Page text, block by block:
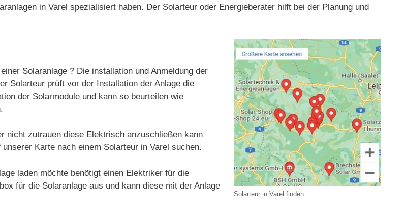
in Varel spezialisiert haben. Der Solarteur oder Energieberater hilft bei der Planung und
Solarteur in Varel finden
Solaranlage ? Die installation und Anmeldung der
Solarteur prüft vor der Installation der Anlage die
der Solarmodule und kann so beurteilen wie
nicht zutrauen diese Elektrisch anzuschließen kann
Karte nach einem Solarteur in Varel suchen.
laden möchte benötigt einen Elektriker für die
für die Solaranlage aus und kann diese mit der Anlage